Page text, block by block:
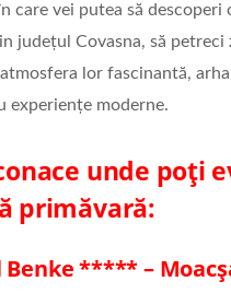
care vei putea să descoperi
județul Covasna, să petreci
lor fascinantă,
experiențe moderne.
unde poți
primăvară:
Benke ***** –